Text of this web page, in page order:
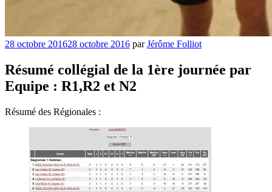
Publié
28 octobre 201628 octobre 2016 parJérôme Folliot
Résumé collégial de la 1ère journée par
Equipe : R1,R2 et N2
Résumé des Régionales :